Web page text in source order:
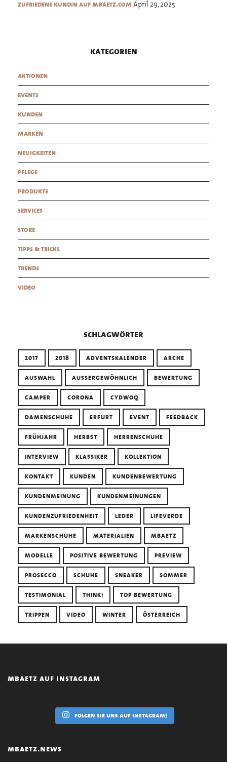
zufriedene kundin auf mbaetz.com April 29, 2025
kategorien
aktionen
events
kunden
marken
neuigkeiten
pflege
produkte
services
store
tipps & tricks
trends
video
schlagwörter
2017 2018 ADVENTSKALENDER ARCHE
AUSWAHL AUSSERGEWÖHNLICH BEWERTUNG
CAMPER CORONA CYDWOQ
DAMENSCHUHE ERFURT EVENT FEEDBACK
FRÜHJAHR HERBST HERRENSCHUHE
INTERVIEW KLASSIKER KOLLEKTION
KONTAKT KUNDEN KUNDENBEWERTUNG
KUNDENMEINUNG KUNDENMEINUNGEN
KUNDENZUFRIEDENHEIT LEDER LIFEVERDE
MARKENSCHUHE MATERIALIEN MBAETZ
MODELLE POSITIVE BEWERTUNG PREVIEW
PROSECCO SCHUHE SNEAKER SOMMER
TESTIMONIAL THINK! TOP BEWERTUNG
TRIPPEN VIDEO WINTER ÖSTERREICH
mbaetz auf instagram
folgen sie uns auf instagram!
mbaetz.news